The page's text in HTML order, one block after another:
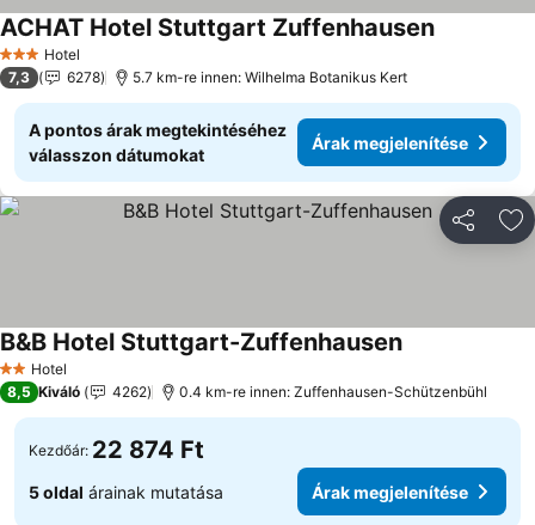
3 Kategória
Hotel
ACHAT Hotel Stuttgart ZuffenhausenÁrak
7,3 6278 5.7 km-re innen: Wilhelma Botanikus Kert
A pontos árak megtekintéséhez
válasszon dátumokat
Árak megjelenítése
2 Kategória
Hotel
B&B Hotel Stuttgart-ZuffenhausenÁrak
8,5 Kiváló 4262 0.4 km-re innen: Zuffenhausen-Schützenbühl
Kezdőár: 22 874 Ft
5 oldal árainak mutatása Árak megjelenítése